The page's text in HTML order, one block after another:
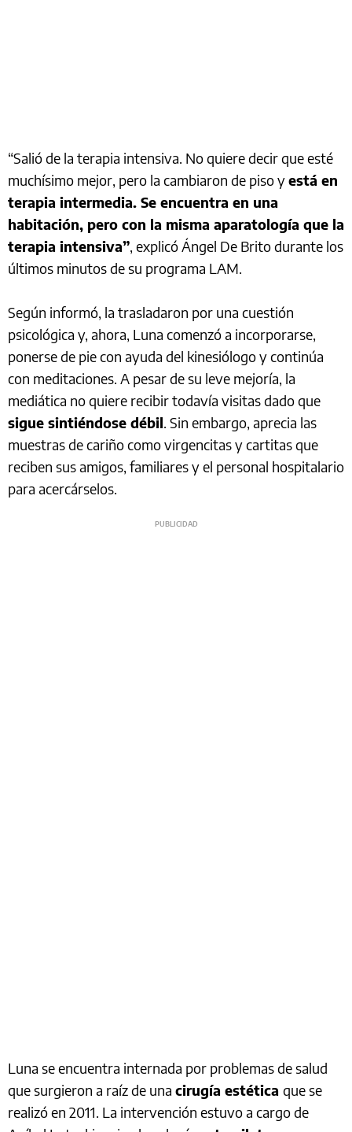
“Salió de la terapia intensiva. No quiere decir que esté
muchísimo mejor, pero la cambiaron de piso yestá en
terapia intermedia. Se encuentra en una
habitación, pero con la misma aparatología que la
terapia intensiva”, explicó Ángel De Brito durante los
últimos minutos de su programa LAM.
Según informó, la trasladaron por una cuestión
psicológica y, ahora, Luna comenzó a incorporarse,
ponerse de pie con ayuda del kinesiólogo y continúa
con meditaciones. A pesar de su leve mejoría, la
mediática no quiere recibir todavía visitas dado que
sigue sintiéndose débil. Sin embargo, aprecia las
muestras de cariño como virgencitas y cartitas que
reciben sus amigos, familiares y el personal hospitalario
para acercárselos.
Luna se encuentra internada por problemas de salud
que surgieron a raíz de una cirugía estética que se
realizó en 2011. La intervención estuvo a cargo de